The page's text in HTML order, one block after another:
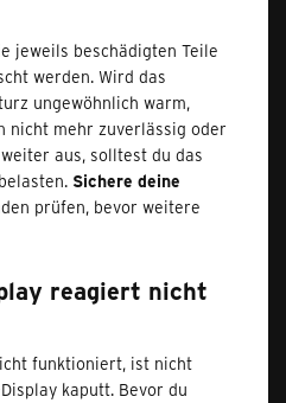
jeweils beschädigten Teile
werden. Wird das
ungewöhnlich warm,
nicht mehr zuverlässig oder
aus, solltest du das
Sichere deine
prüfen, bevor weitere
reagiert nicht
funktioniert, ist nicht
kaputt. Bevor du